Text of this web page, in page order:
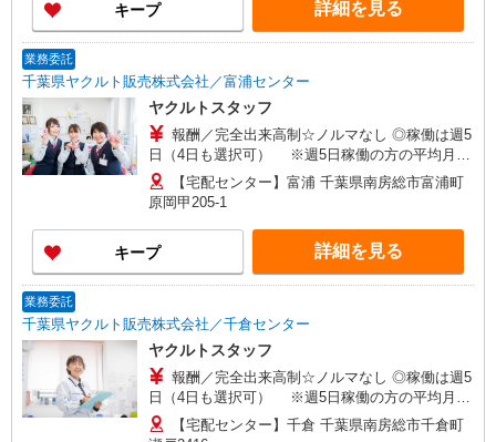
キープ 詳細を見る
業務委託
千葉県ヤクルト販売株式会社／富浦センター
ヤクルトスタッフ
報酬／完全出来高制☆ノルマなし ◎稼働は週5
日（4日も選択可） ※週5日稼働の方の平均月収
27万円 「あなたに合わせた」働き方ができます。
働き方やご希望の収入など、お気軽にお問い合わ
せください！ ◎20代〜50代を中心に幅広い年代の
方が活躍中！
【宅配センター】富浦 千葉県南房総市富浦町
原岡甲205-1
キープ 詳細を見る
業務委託
千葉県ヤクルト販売株式会社／千倉センター
ヤクルトスタッフ
報酬／完全出来高制☆ノルマなし ◎稼働は週5
日（4日も選択可） ※週5日稼働の方の平均月収
27万円 「あなたに合わせた」働き方ができます。
働き方やご希望の収入など、お気軽にお問い合わ
【宅配センター】千倉 千葉県南房総市千倉町